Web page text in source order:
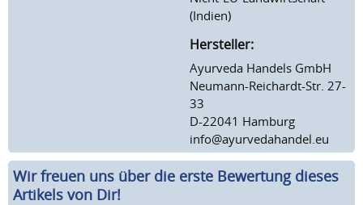
(Indien)
Hersteller:
Ayurveda Handels GmbH
Neumann-Reichardt-Str. 27-
33
D-22041 Hamburg
info@ayurvedahandel.eu
Wir freuen uns über die erste Bewertung dieses
Artikels von Dir!